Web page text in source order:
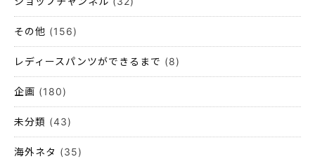
その他 (156)
レディースパンツができるまで (8)
企画 (180)
未分類 (43)
海外ネタ (35)